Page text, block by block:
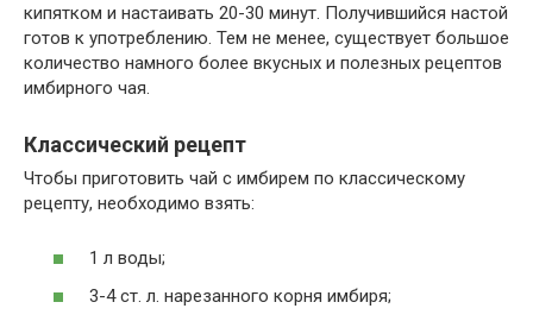
кипятком и настаивать 20-30 минут. Получившийся настой
готов к употреблению. Тем не менее, существует большое
количество намного более вкусных и полезных рецептов
имбирного чая.
Классический рецепт
Чтобы приготовить чай с имбирем по классическому
рецепту, необходимо взять:
1 л воды;
3-4 ст. л. нарезанного корня имбиря;